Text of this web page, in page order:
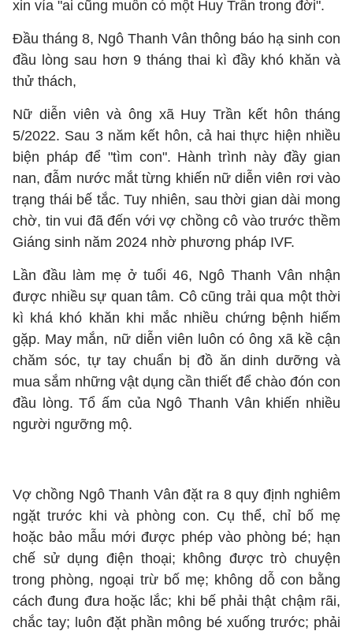
xin vía "ai cũng muốn có một Huy Trần trong đời".
Đầu tháng 8, Ngô Thanh Vân thông báo hạ sinh con
đầu lòng sau hơn 9 tháng thai kì đầy khó khăn và
thử thách,
Nữ diễn viên và ông xã Huy Trần kết hôn tháng
5/2022. Sau 3 năm kết hôn, cả hai thực hiện nhiều
biện pháp để "tìm con". Hành trình này đầy gian
nan, đẫm nước mắt từng khiến nữ diễn viên rơi vào
trạng thái bế tắc. Tuy nhiên, sau thời gian dài mong
chờ, tin vui đã đến với vợ chồng cô vào trước thềm
Giáng sinh năm 2024 nhờ phương pháp IVF.
Lần đầu làm mẹ ở tuổi 46, Ngô Thanh Vân nhận
được nhiều sự quan tâm. Cô cũng trải qua một thời
kì khá khó khăn khi mắc nhiều chứng bệnh hiếm
gặp. May mắn, nữ diễn viên luôn có ông xã kề cận
chăm sóc, tự tay chuẩn bị đồ ăn dinh dưỡng và
mua sắm những vật dụng cần thiết để chào đón con
đầu lòng. Tổ ấm của Ngô Thanh Vân khiến nhiều
người ngưỡng mộ.
Vợ chồng Ngô Thanh Vân đặt ra 8 quy định nghiêm
ngặt trước khi và phòng con. Cụ thể, chỉ bố mẹ
hoặc bảo mẫu mới được phép vào phòng bé; hạn
chế sử dụng điện thoại; không được trò chuyện
trong phòng, ngoại trừ bố mẹ; không dỗ con bằng
cách đung đưa hoặc lắc; khi bế phải thật chậm rãi,
chắc tay; luôn đặt phần mông bé xuống trước; phải